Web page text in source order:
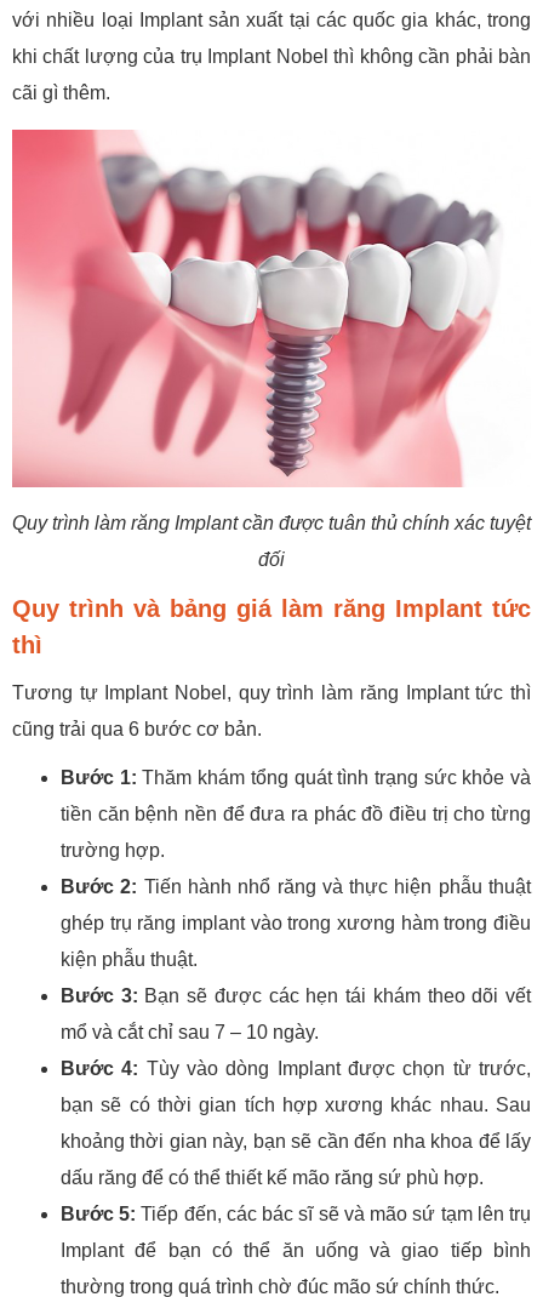
với nhiều loại Implant sản xuất tại các quốc gia khác, trong
khi chất lượng của trụ Implant Nobel thì không cần phải bàn
cãi gì thêm.
Quy trình làm răng Implant cần được tuân thủ chính xác tuyệt
đối
Quy trình và bảng giá làm răng Implant tức
thì
Tương tự Implant Nobel, quy trình làm răng Implant tức thì
cũng trải qua 6 bước cơ bản.
Bước 1: Thăm khám tổng quát tình trạng sức khỏe và
tiền căn bệnh nền để đưa ra phác đồ điều trị cho từng
trường hợp.
Bước 2: Tiến hành nhổ răng và thực hiện phẫu thuật
ghép trụ răng implant vào trong xương hàm trong điều
kiện phẫu thuật.
Bước 3: Bạn sẽ được các hẹn tái khám theo dõi vết
mổ và cắt chỉ sau 7 – 10 ngày.
Bước 4: Tùy vào dòng Implant được chọn từ trước,
bạn sẽ có thời gian tích hợp xương khác nhau. Sau
khoảng thời gian này, bạn sẽ cần đến nha khoa để lấy
dấu răng để có thể thiết kế mão răng sứ phù hợp.
Bước 5: Tiếp đến, các bác sĩ sẽ và mão sứ tạm lên trụ
Implant để bạn có thể ăn uống và giao tiếp bình
thường trong quá trình chờ đúc mão sứ chính thức.